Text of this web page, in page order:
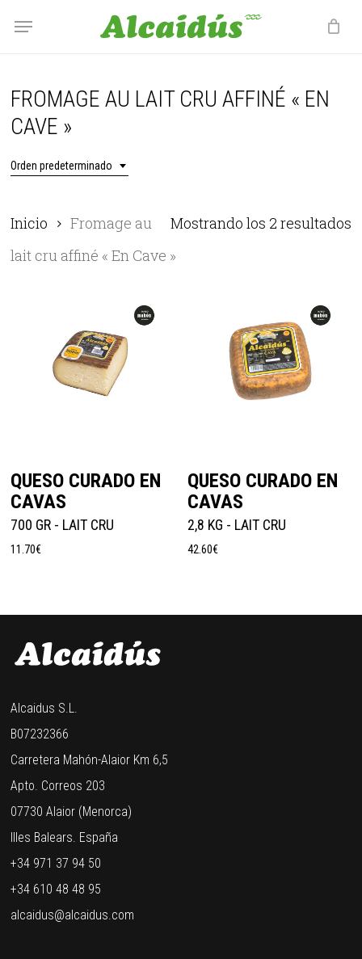
Menu
FROMAGE AU LAIT CRU AFFINÉ « EN
CAVE »
Orden predeterminado
Mostrando los 2 resultados
Inicio
Fromage au
lait cru affiné « En Cave »
QUESO CURADO EN
CAVAS
700 GR - LAIT CRU
11.70€
QUESO CURADO EN
CAVAS
2,8 KG - LAIT CRU
42.60€
Alcaidus S.L.
B07232366
Carretera Mahón-Alaior Km 6,5
Apto. Correos 203
07730 Alaior (Menorca)
Illes Balears. España
+34 971 37 94 50
+34 610 48 48 95
alcaidus@alcaidus.com